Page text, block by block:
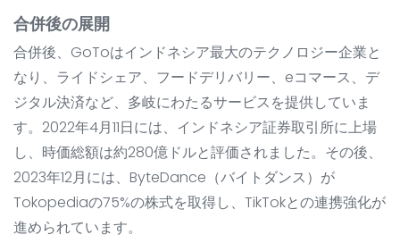
合併後の展開
合併後、GoToはインドネシア最大のテクノロジー企業と
なり、ライドシェア、フードデリバリー、eコマース、デ
ジタル決済など、多岐にわたるサービスを提供していま
す。2022年4月11日には、インドネシア証券取引所に上場
し、時価総額は約280億ドルと評価されました。その後、
2023年12月には、ByteDance（バイトダンス）が
Tokopediaの75%の株式を取得し、TikTokとの連携強化が
進められています。